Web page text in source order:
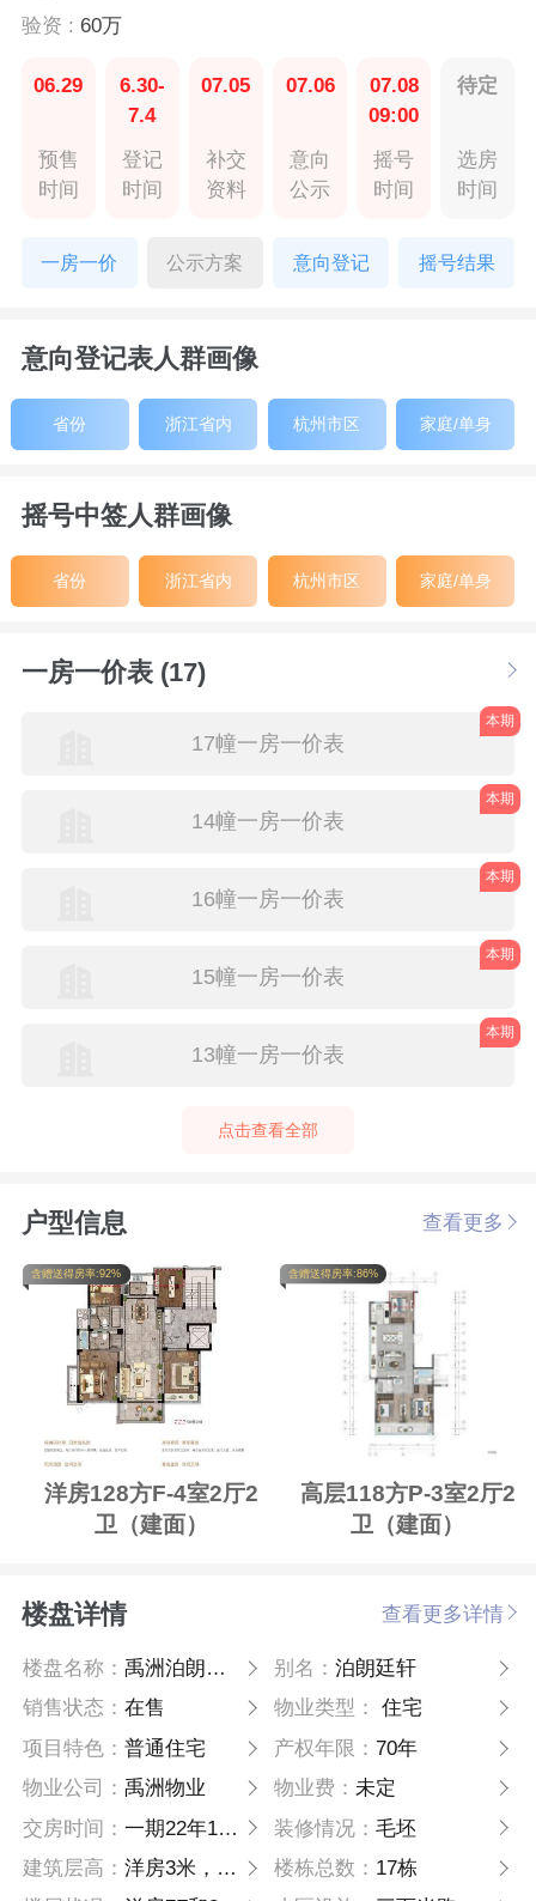
验资 : 60万
06.29
预售
时间
6.30-
7.4
登记
时间
07.05
补交
资料
07.06
意向
公示
07.08
09:00
摇号
时间
待定
选房
时间
一房一价 公示方案 意向登记 摇号结果
意向登记表人群画像
省份 浙江省内 杭州市区 家庭/单身
摇号中签人群画像
省份 浙江省内 杭州市区 家庭/单身
一房一价表 (17)
17幢一房一价表
本期
14幢一房一价表
本期
16幢一房一价表
本期
15幢一房一价表
本期
13幢一房一价表
本期
点击查看全部
户型信息 查看更多
含赠送得房率:92%
洋房128方F-4室2厅2
卫（建面）
含赠送得房率:86%
高层118方P-3室2厅2
卫（建面）
楼盘详情 查看更多详情
楼盘名称：禹洲泊朗廷轩 别名： 泊朗廷轩
销售状态：在售 物业类型：
住宅
项目特色：普通住宅 产权年限： 70年
物业公司：禹洲物业 物业费： 未定
交房时间：一期22年12月；二期22年6月 装修情况： 毛坯
建筑层高：洋房3米，高层2.95米 楼栋总数： 17栋